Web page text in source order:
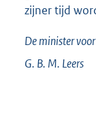
zijner tijd
De minister
G. B. M. Leers